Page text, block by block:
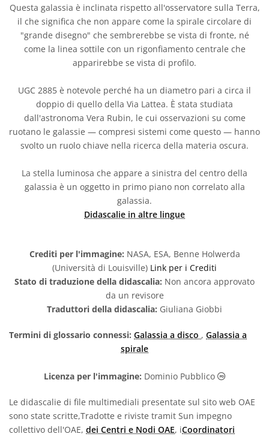
Questa galassia è inclinata rispetto all'osservatore sulla Terra,
il che significa che non appare come la spirale circolare di
"grande disegno" che sembrerebbe se vista di fronte, né
come la linea sottile con un rigonfiamento centrale che
apparirebbe se vista di profilo.
UGC 2885 è notevole perché ha un diametro pari a circa il
doppio di quello della Via Lattea. È stata studiata
dall'astronoma Vera Rubin, le cui osservazioni su come
ruotano le galassie — compresi sistemi come questo — hanno
svolto un ruolo chiave nella ricerca della materia oscura.
La stella luminosa che appare a sinistra del centro della
galassia è un oggetto in primo piano non correlato alla
galassia.
Didascalie in altre lingue
Crediti per l'immagine: NASA, ESA, Benne Holwerda
(Università di Louisville) Link per i Crediti
Stato di traduzione della didascalia: Non ancora approvato
da un revisore
Traduttori della didascalia: Giuliana Giobbi
Termini di glossario connessi: Galassia a disco , Galassia a
spirale
Licenza per l'immagine: Dominio Pubblico Dominio
Le didascalie di file multimediali presentate sul sito web OAE
sono state scritte,Tradotte e riviste tramit Sun impegno
collettivo dell'OAE, dei Centri e Nodi OAE, iCoordinatori